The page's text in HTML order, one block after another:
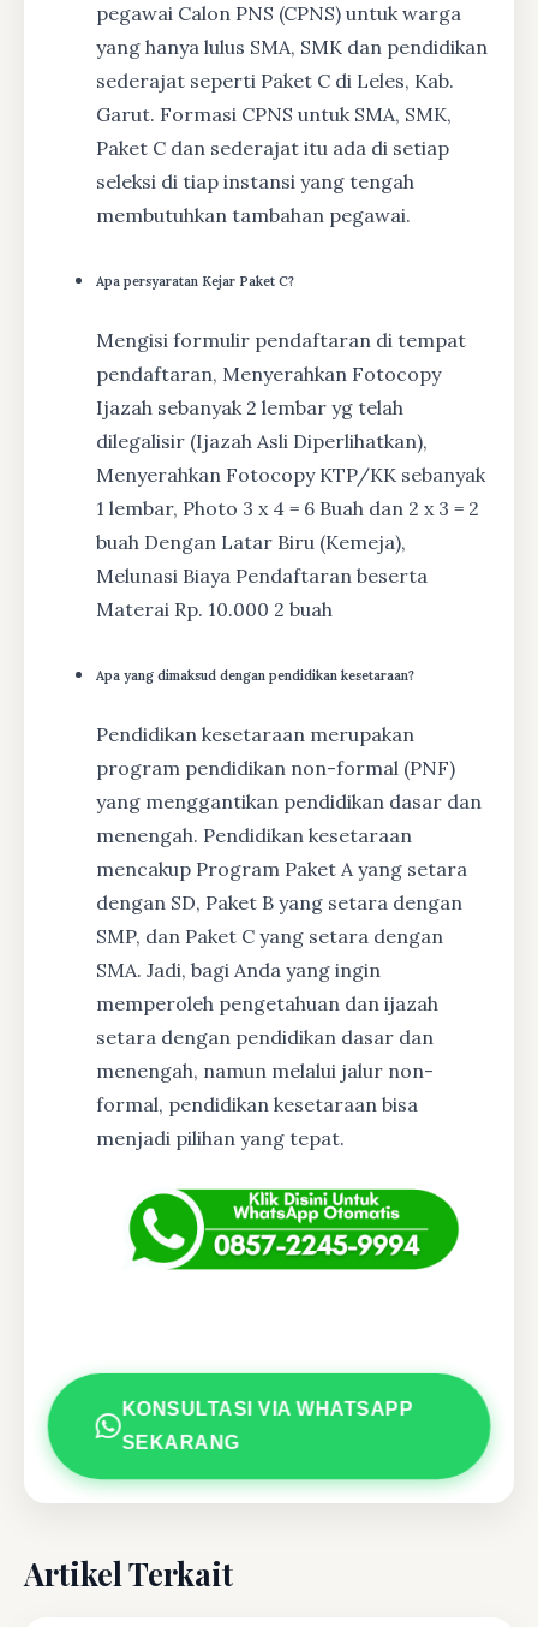
pegawai Calon PNS (CPNS) untuk warga
yang hanya lulus SMA, SMK dan pendidikan
sederajat seperti Paket C di Leles, Kab.
Garut. Formasi CPNS untuk SMA, SMK,
Paket C dan sederajat itu ada di setiap
seleksi di tiap instansi yang tengah
membutuhkan tambahan pegawai.
Apa persyaratan Kejar Paket C?
Mengisi formulir pendaftaran di tempat
pendaftaran, Menyerahkan Fotocopy
Ijazah sebanyak 2 lembar yg telah
dilegalisir (Ijazah Asli Diperlihatkan),
Menyerahkan Fotocopy KTP/KK sebanyak
1 lembar, Photo 3 x 4 = 6 Buah dan 2 x 3 = 2
buah Dengan Latar Biru (Kemeja),
Melunasi Biaya Pendaftaran beserta
Materai Rp. 10.000 2 buah
Apa yang dimaksud dengan pendidikan kesetaraan?
Pendidikan kesetaraan merupakan
program pendidikan non-formal (PNF)
yang menggantikan pendidikan dasar dan
menengah. Pendidikan kesetaraan
mencakup Program Paket A yang setara
dengan SD, Paket B yang setara dengan
SMP, dan Paket C yang setara dengan
SMA. Jadi, bagi Anda yang ingin
memperoleh pengetahuan dan ijazah
setara dengan pendidikan dasar dan
menengah, namun melalui jalur non-
formal, pendidikan kesetaraan bisa
menjadi pilihan yang tepat.
KONSULTASI VIA WHATSAPP
SEKARANG
Artikel Terkait